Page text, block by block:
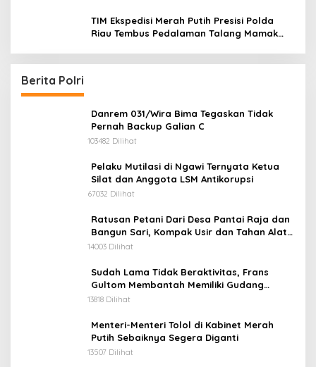
audiensi ke Badan Kesatuan Bangsa dan
Politik (Kesbangpol) Provinsi Riau
TIM Ekspedisi Merah Putih Presisi Polda
Riau Tembus Pedalaman Talang Mamak
Berita Polri
Danrem 031/Wira Bima Tegaskan Tidak
Pernah Backup Galian C
103482 Dilihat
Pelaku Mutilasi di Ngawi Ternyata Ketua
Silat dan Anggota LSM Antikorupsi
67032 Dilihat
Ratusan Petani Dari Desa Pantai Raja dan
Bangun Sari, Kompak Usir dan Tahan Alat
Berat Milik Hanafi Cs.
14003 Dilihat
Sudah Lama Tidak Beraktivitas, Frans
Gultom Membantah Memiliki Gudang
Penimbunan BBM
13818 Dilihat
Menteri-Menteri Tolol di Kabinet Merah
Putih Sebaiknya Segera Diganti
13507 Dilihat